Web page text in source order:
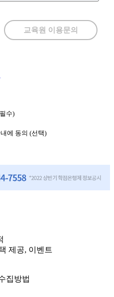
교육원 이용문의
수)
에 동의 (선택)
제공, 이벤트
집방법